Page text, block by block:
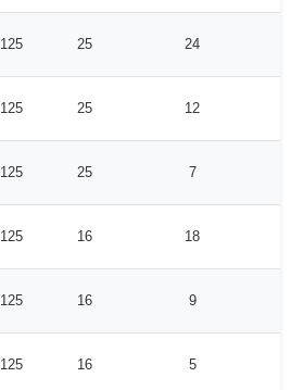
125 25 24
125 25 12
125 25 7
125 16 18
125 16 9
125 16 5